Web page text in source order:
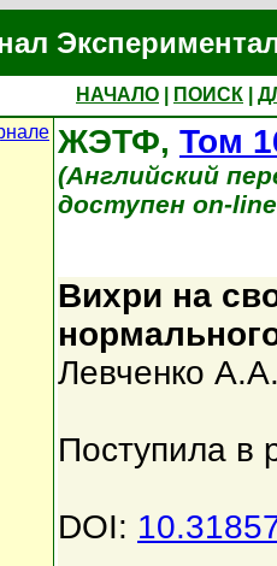
НАЧАЛО ПОИСК
ЖЭТФ, Том
(Английский
доступен on-
Вихри на
Левченко
Поступила в
DOI: